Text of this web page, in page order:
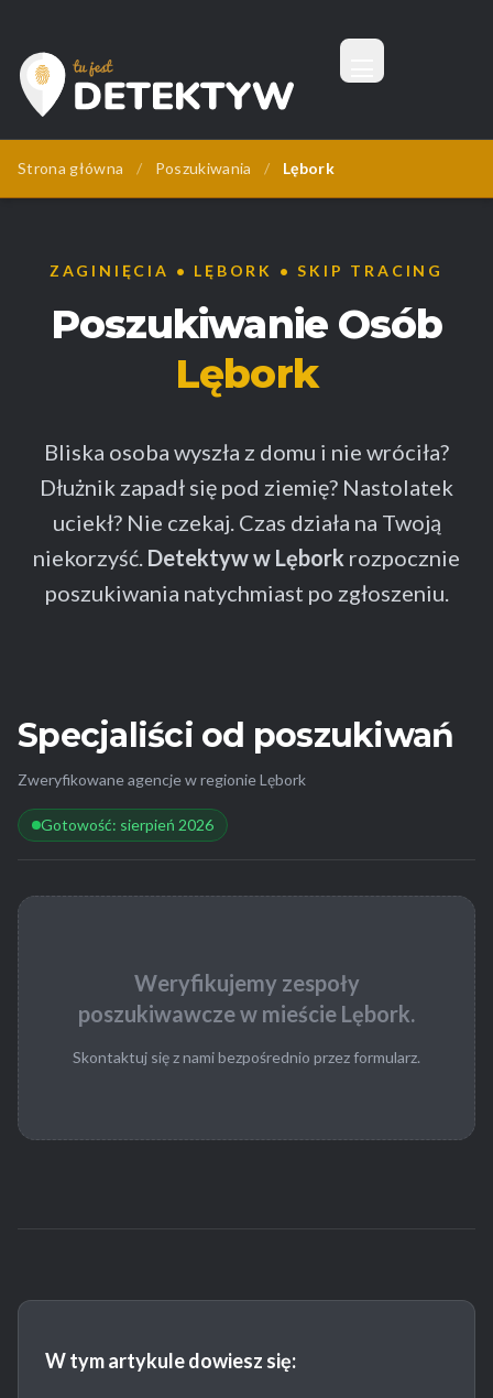
Tu Jest Detektyw
Menu
Strona główna / Poszukiwania / Lębork
ZAGINIĘCIA • LĘBORK • SKIP TRACING
Poszukiwanie Osób
Lębork
Bliska osoba wyszła z domu i nie wróciła?
Dłużnik zapadł się pod ziemię? Nastolatek
uciekł? Nie czekaj. Czas działa na Twoją
niekorzyść. Detektyw w Lębork rozpocznie
poszukiwania natychmiast po zgłoszeniu.
Specjaliści od poszukiwań
Zweryfikowane agencje w regionie Lębork
Gotowość: sierpień 2026
Weryfikujemy zespoły
poszukiwawcze w mieście Lębork.
Skontaktuj się z nami bezpośrednio przez formularz.
W tym artykule dowiesz się: